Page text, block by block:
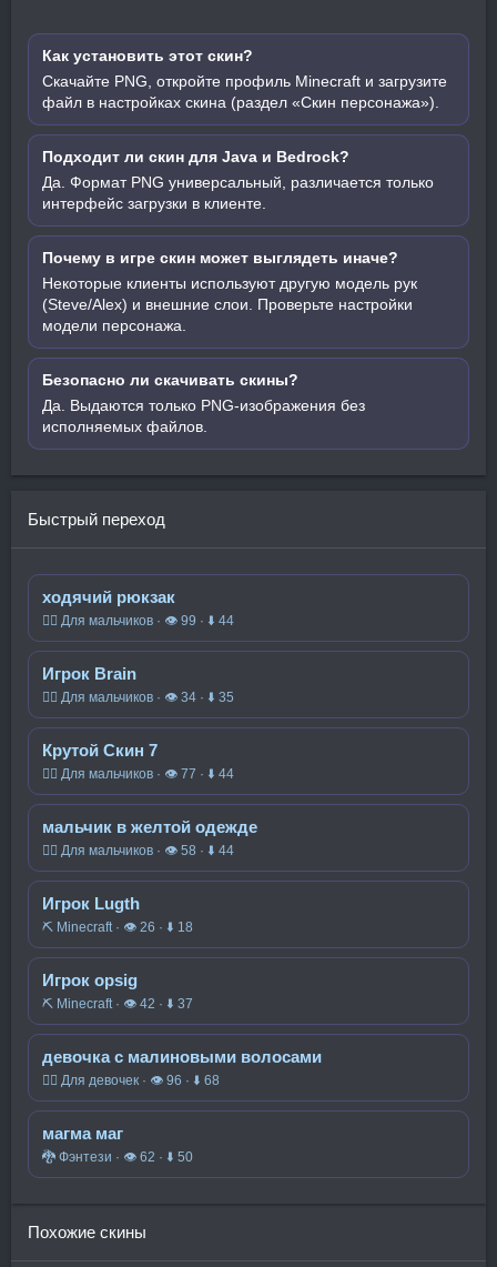
Как установить этот скин?
Скачайте PNG, откройте профиль Minecraft и загрузите
файл в настройках скина (раздел «Скин персонажа»).
Подходит ли скин для Java и Bedrock?
Да. Формат PNG универсальный, различается только
интерфейс загрузки в клиенте.
Почему в игре скин может выглядеть иначе?
Некоторые клиенты используют другую модель рук
(Steve/Alex) и внешние слои. Проверьте настройки
модели персонажа.
Безопасно ли скачивать скины?
Да. Выдаются только PNG-изображения без
исполняемых файлов.
Быстрый переход
ходячий рюкзак
🧍‍♂️ Для мальчиков · 👁 99 · ⬇ 44
Игрок Brain
🧍‍♂️ Для мальчиков · 👁 34 · ⬇ 35
Крутой Скин 7
🧍‍♂️ Для мальчиков · 👁 77 · ⬇ 44
мальчик в желтой одежде
🧍‍♂️ Для мальчиков · 👁 58 · ⬇ 44
Игрок Lugth
⛏️ Minecraft · 👁 26 · ⬇ 18
Игрок opsig
⛏️ Minecraft · 👁 42 · ⬇ 37
девочка с малиновыми волосами
🧍‍♀️ Для девочек · 👁 96 · ⬇ 68
магма маг
🐉 Фэнтези · 👁 62 · ⬇ 50
Похожие скины